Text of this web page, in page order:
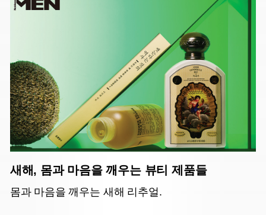
새해, 몸과 마음을 깨우는 뷰티 제품들
몸과 마음을 깨우는 새해 리추얼.